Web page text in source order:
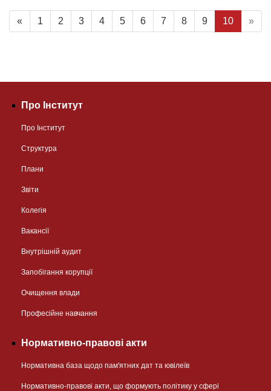
« 1 2 3 4 5 6 7 8 9 10 »
Про Інститут
Про Інститут
Структура
Плани
Звіти
Колегія
Вакансії
Внутрішній аудит
Запобігання корупції
Очищення влади
Професійне навчання
Нормативно-правові акти
Нормативна база щодо пам'ятних дат та ювілеїв
Нормативно-правові акти, що формують політику у сфері